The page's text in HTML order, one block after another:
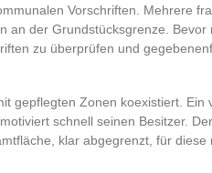
Vorschriften. Mehrere
an der Grundstücksgrenze. Bevor
zu überprüfen und
gepflegten Zonen koexistiert. Ein
schnell seinen Besitzer. Der
klar abgegrenzt, für diese